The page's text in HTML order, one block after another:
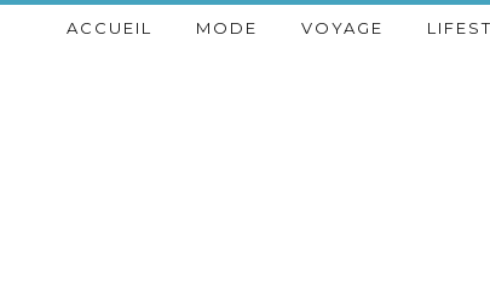
ACCUEIL MODE VOYAGE